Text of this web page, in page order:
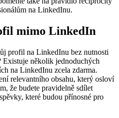
na LinkedInu.
mimo LinkedIn
profil na LinkedInu bez nutnosti
Existuje několik jednoduchých
na LinkedInu zcela zdarma.
relevantního obsahu, který osloví
že budete pravidelně sdílet
které budou přínosné pro